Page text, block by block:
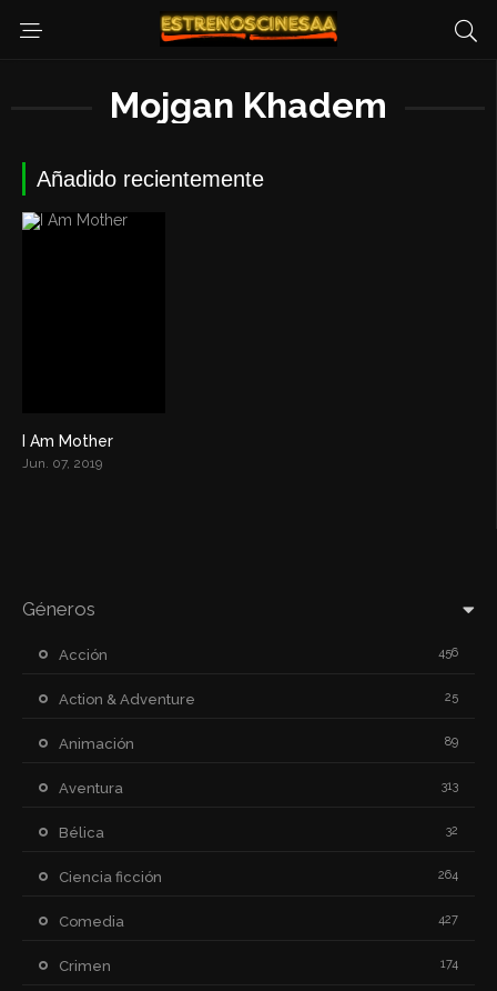
Mojgan Khadem
Añadido recientemente
I Am Mother
Jun. 07, 2019
Géneros
Acción 456
Action & Adventure 25
Animación 89
Aventura 313
Bélica 32
Ciencia ficción 264
Comedia 427
Crimen 174